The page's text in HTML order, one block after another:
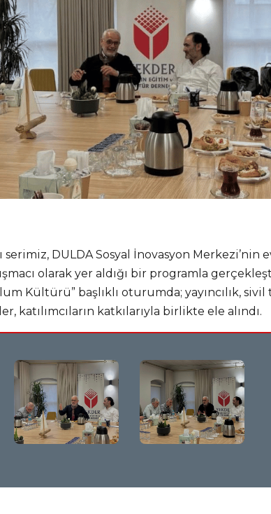
serimiz, DULDA Sosyal İnovasyon Merkezi’nin
olarak yer aldığı bir programla
Kültürü” başlıklı oturumda; yayıncılık,
katılımcıların katkılarıyla birlikte ele alındı.